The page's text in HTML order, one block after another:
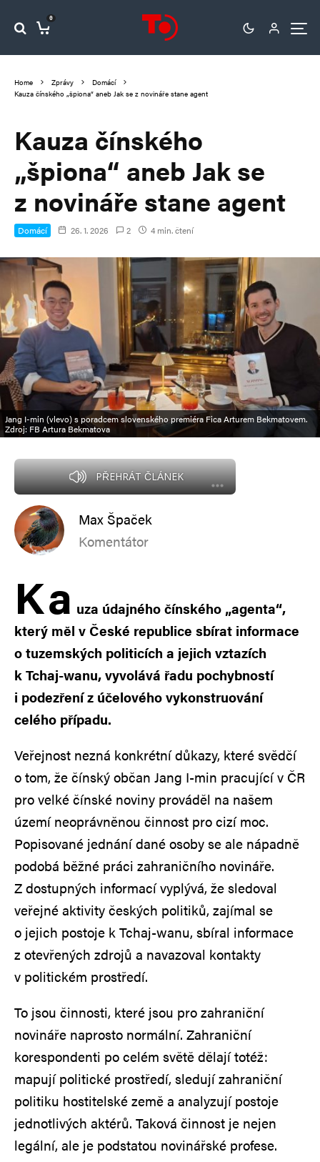
0
Home Zprávy
Domácí
Kauza čínského „špiona“ aneb Jak se z novináře stane agent
Kauza čínského
„špiona“ aneb Jak se
z novináře stane agent
Domácí 26. 1. 2026 2 4 min. čtení
Jang I-min (vlevo) s poradcem slovenského premiéra Fica Arturem Bekmatovem.
Zdroj: FB Artura Bekmatova
PŘEHRÁT ČLÁNEK
Max Špaček
Komentátor
Ka uza údajného čínského „agenta“,
který měl v České republice sbírat informace
o tuzemských politicích a jejich vztazích
k Tchaj-wanu, vyvolává řadu pochybností
i podezření z účelového vykonstruování
celého případu.
Veřejnost nezná konkrétní důkazy, které svědčí
o tom, že čínský občan Jang I-min pracující v ČR
pro velké čínské noviny prováděl na našem
území neoprávněnou činnost pro cizí moc.
Popisované jednání dané osoby se ale nápadně
podobá běžné práci zahraničního novináře.
Z dostupných informací vyplývá, že sledoval
veřejné aktivity českých politiků, zajímal se
o jejich postoje k Tchaj-wanu, sbíral informace
z otevřených zdrojů a navazoval kontakty
v politickém prostředí.
To jsou činnosti, které jsou pro zahraniční
novináře naprosto normální. Zahraniční
korespondenti po celém světě dělají totéž:
mapují politické prostředí, sledují zahraniční
politiku hostitelské země a analyzují postoje
jednotlivých aktérů. Taková činnost je nejen
legální, ale je podstatou novinářské profese.